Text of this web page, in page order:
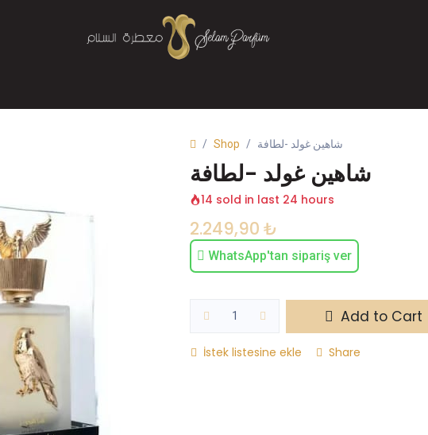
Shop شاهين غولد -لطافة
شاهين غولد -لطافة
14 sold in last 24 hours
2.249,90 ₺
WhatsApp'tan sipariş ver
Add to Cart
İstek listesine ekle Share